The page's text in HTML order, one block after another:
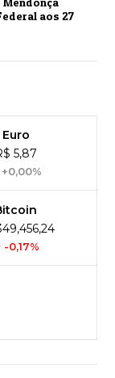
aos 27
Euro
5,87
+0,00%
-0,17%